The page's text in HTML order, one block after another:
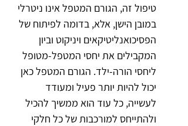
טיפול זה, הגורם המטפל אינו ניטרלי
במובן הישן, אלא, בדומה לפיתוח של
הפסיכואנליטיקאים ויניקוט וביון
המקבילים את יחסי המטפל-מטופל
ליחסי הורה-ילד. הגורם המטפל כאן
יכול להיות יותר פעיל ומעודד
לעשייה, כל עוד הוא ממשיך להכיל
ולהתייחס למורכבות של כל חלקי